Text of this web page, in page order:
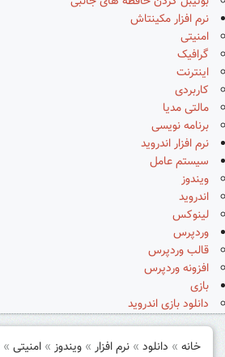
نرم افزار مکینتاش
امنیتی
گرافیک
اینترنت
کاربردی
مالتی مدیا
برنامه نویسی
نرم افزار اندروید
سیستم عامل
ویندوز
اندروید
لینوکس
وردپرس
قالب وردپرس
افزونه وردپرس
بازی
دانلود بازی اندروید
خانه » دانلود » نرم افزار » ویندوز » امنیتی »